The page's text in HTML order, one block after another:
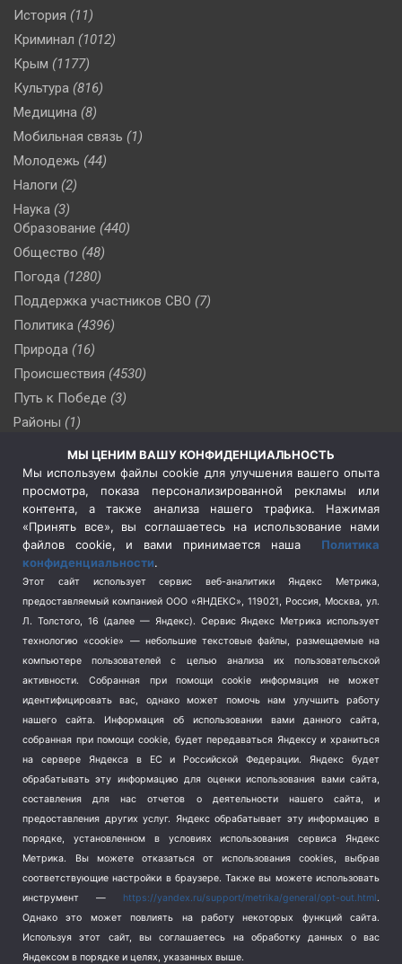
История (11)
Криминал (1012)
Крым (1177)
Культура (816)
Медицина (8)
Мобильная связь (1)
Молодежь (44)
Налоги (2)
Наука (3)
Образование (440)
Общество (48)
Погода (1280)
Поддержка участников СВО (7)
Политика (4396)
Природа (16)
Происшествия (4530)
Путь к Победе (3)
Районы (1)
(510)
Сельское хозяйство (3)
Социальная политика
(3)
Спецоперация в Украине
Спецоперация на Украине
(404)
Спорт (740)
Терроризм (1)
Транспорт (262)
Туризм (178)
Флот (76)
Школа и спорт (2)
Экология (8)
Экономика (1172)
МЫ ЦЕНИМ ВАШУ КОНФИДЕНЦИАЛЬНОСТЬ
Мы используем файлы cookie для улучшения вашего опыта
просмотра, показа персонализированной рекламы или
контента, а также анализа нашего трафика. Нажимая
«Принять все», вы соглашаетесь на использование нами
файлов cookie, и вами принимается наша Политика
конфиденциальности.
Этот сайт использует сервис веб-аналитики Яндекс Метрика,
предоставляемый компанией ООО «ЯНДЕКС», 119021, Россия, Москва, ул.
Л. Толстого, 16 (далее — Яндекс). Сервис Яндекс Метрика использует
технологию «cookie» — небольшие текстовые файлы, размещаемые на
компьютере пользователей с целью анализа их пользовательской
активности.
Собранная при помощи cookie информация не может
идентифицировать вас, однако может помочь нам улучшить работу
нашего сайта. Информация об использовании вами данного сайта,
собранная при помощи cookie, будет передаваться Яндексу и храниться
на сервере Яндекса в ЕС и Российской Федерации. Яндекс будет
обрабатывать эту информацию для оценки использования вами сайта,
составления для нас отчетов о деятельности нашего сайта, и
предоставления других услуг. Яндекс обрабатывает эту информацию в
порядке, установленном в условиях использования сервиса Яндекс
Метрика.
Вы можете отказаться от использования cookies, выбрав
соответствующие настройки в браузере. Также вы можете использовать
инструмент — https://yandex.ru/support/metrika/general/opt-out.html.
Однако это может повлиять на работу некоторых функций сайта.
Используя этот сайт, вы соглашаетесь на обработку данных о вас
Яндексом в порядке и целях, указанных выше.